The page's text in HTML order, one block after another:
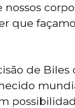
que
de Biles